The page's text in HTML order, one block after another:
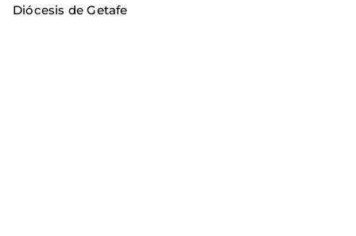
Diócesis de Getafe